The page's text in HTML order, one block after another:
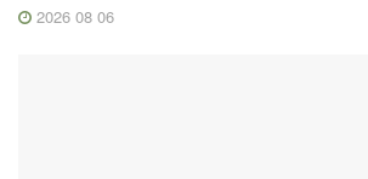
2026 08 06